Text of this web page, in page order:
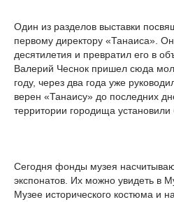
Один из разделов выставки
первому директору «Танаиса».
десятилетия и превратил его в
Валерий Чеснок пришел сюда
году, через два года уже
верен «Танаису» до последних
территории городища установили
Сегодня фонды музея
экспонатов. Их можно увидеть в
Музее исторического костюма и